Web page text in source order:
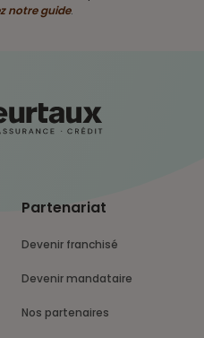
notre guide.
Partenariat
Devenir franchisé
Devenir mandataire
Nos partenaires